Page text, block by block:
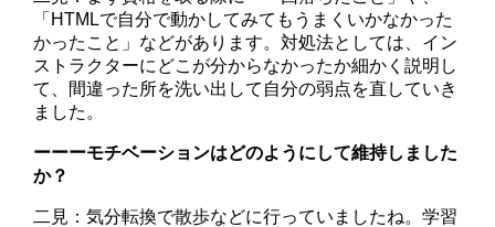
「HTMLで自分で動かしてみてもうまくいかなかった
かったこと」などがあります。対処法としては、イン
ストラクターにどこが分からなかったか細かく説明し
て、間違った所を洗い出して自分の弱点を直していき
ました。
ーーーモチベーションはどのようにして維持しました
か？
二見：気分転換で散歩などに行っていましたね。学習